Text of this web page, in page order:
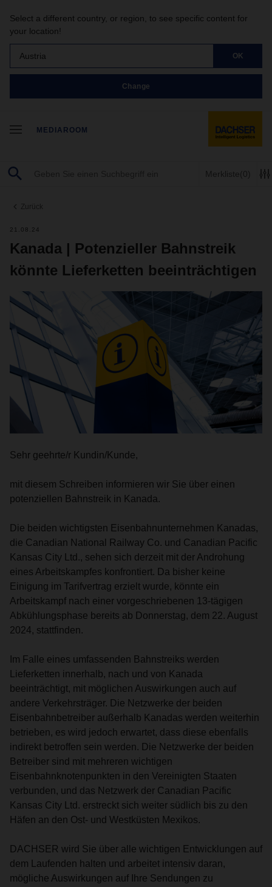
Select a different country, or region, to see specific content for
your location!
Austria OK
Change
MEDIAROOM
Merkliste(0)
Zurück
21.08.24
Kanada | Potenzieller Bahnstreik
könnte Lieferketten beeinträchtigen
Sehr geehrte/r Kundin/Kunde,
mit diesem Schreiben informieren wir Sie über einen
potenziellen Bahnstreik in Kanada.
Die beiden wichtigsten Eisenbahnunternehmen Kanadas,
die Canadian National Railway Co. und Canadian Pacific
Kansas City Ltd., sehen sich derzeit mit der Androhung
eines Arbeitskampfes konfrontiert. Da bisher keine
Einigung im Tarifvertrag erzielt wurde, könnte ein
Arbeitskampf nach einer vorgeschriebenen 13-tägigen
Abkühlungsphase bereits ab Donnerstag, dem 22. August
2024, stattfinden.
Im Falle eines umfassenden Bahnstreiks werden
Lieferketten innerhalb, nach und von Kanada
beeinträchtigt, mit möglichen Auswirkungen auch auf
andere Verkehrsträger. Die Netzwerke der beiden
Eisenbahnbetreiber außerhalb Kanadas werden weiterhin
betrieben, es wird jedoch erwartet, dass diese ebenfalls
indirekt betroffen sein werden. Die Netzwerke der beiden
Betreiber sind mit mehreren wichtigen
Eisenbahnknotenpunkten in den Vereinigten Staaten
verbunden, und das Netzwerk der Canadian Pacific
Kansas City Ltd. erstreckt sich weiter südlich bis zu den
Häfen an den Ost- und Westküsten Mexikos.
DACHSER wird Sie über alle wichtigen Entwicklungen auf
dem Laufenden halten und arbeitet intensiv daran,
mögliche Auswirkungen auf Ihre Sendungen zu